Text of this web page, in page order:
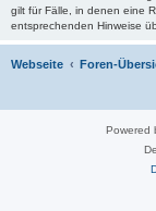
gilt für Fälle, in denen eine
entsprechenden Hinweise
Webseite Foren-
Powered